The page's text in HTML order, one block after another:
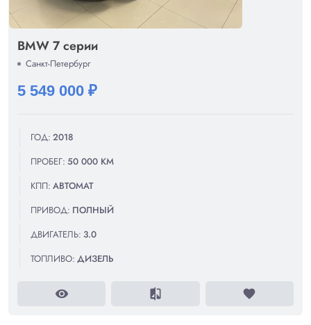
BMW 7 серии
Санкт-Петербург
5 549 000 ₽
ГОД: 2018
ПРОБЕГ: 50 000 КМ
КПП: АВТОМАТ
ПРИВОД: ПОЛНЫЙ
ДВИГАТЕЛЬ: 3.0
ТОПЛИВО: ДИЗЕЛЬ
visibility compare favorite